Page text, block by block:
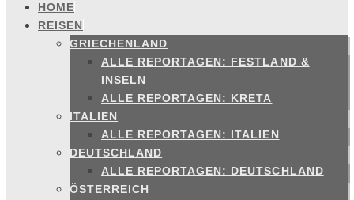
Zum
Inhalt
springen
HOME
REISEN
GRIECHENLAND
ALLE REPORTAGEN: FESTLAND &
INSELN
ALLE REPORTAGEN: KRETA
ITALIEN
ALLE REPORTAGEN: ITALIEN
DEUTSCHLAND
ALLE REPORTAGEN: DEUTSCHLAND
ÖSTERREICH